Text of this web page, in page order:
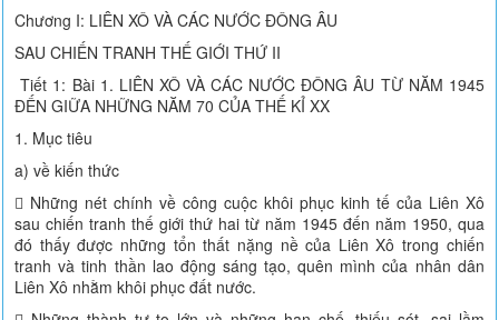
Chương I: LIÊN XÔ VÀ CÁC NƯỚC ĐÔNG ÂU
SAU CHIẾN TRANH THẾ GIỚI THỨ II
Tiết 1: Bài 1. LIÊN XÔ VÀ CÁC NƯỚC ĐÔNG ÂU TỪ NĂM 1945
ĐẾN GIỮA NHỮNG NĂM 70 CỦA THẾ KỈ XX
1. Mục tiêu
a) về kiến thức
 Những nét chính về công cuộc khôi phục kinh tế của Liên Xô
sau chiến tranh thế giới thứ hai từ năm 1945 đến năm 1950, qua
đó thấy được những tổn thất nặng nề của Liên Xô trong chiến
tranh và tinh thần lao động sáng tạo, quên mình của nhân dân
Liên Xô nhằm khôi phục đất nước.